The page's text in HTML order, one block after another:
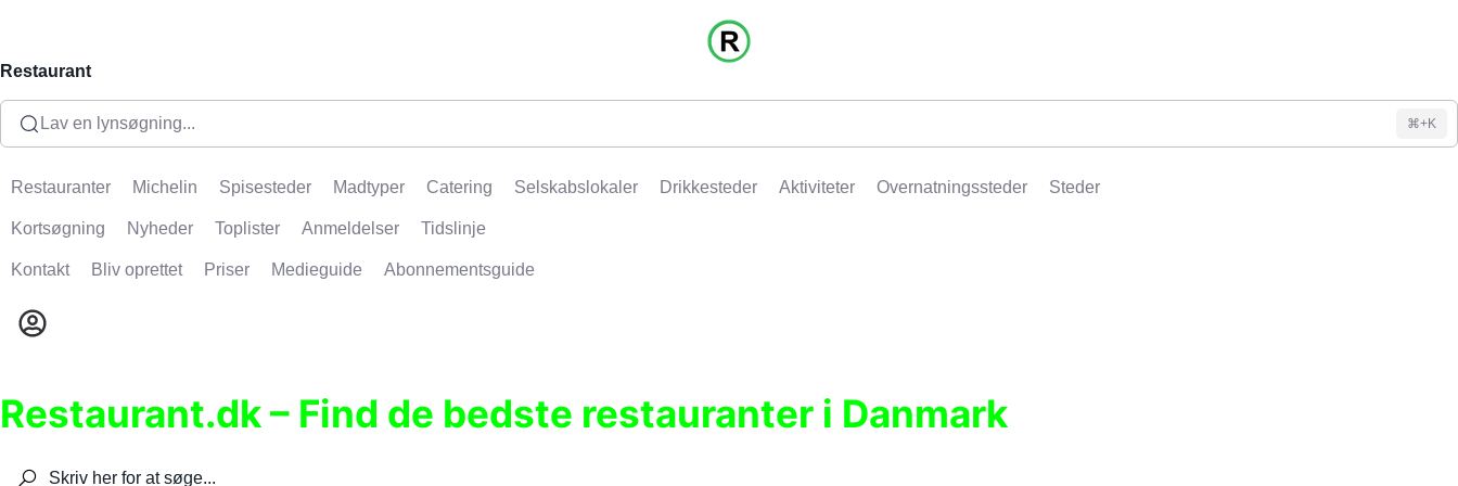
Restaurant
Lav en lynsøgning... ⌘+K
Restauranter Michelin Spisesteder Madtyper Catering Selskabslokaler Drikkesteder Aktiviteter Overnatningssteder Steder
Kortsøgning Nyheder Toplister Anmeldelser Tidslinje
Kontakt Bliv oprettet Priser Medieguide Abonnementsguide
Restaurant.dk – Find de bedste restauranter i Danmark